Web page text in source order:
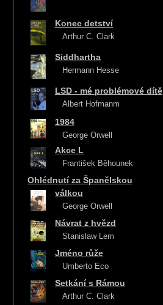
Konec detství
Arthur C. Clark
Siddhartha
Hermann Hesse
LSD - mé problémové dítě
Albert Hofmanm
1984
George Orwell
Akce L
František Běhounek
Ohlédnutí za Španělskou
válkou
George Orwell
Návrat z hvězd
Stanislaw Lem
Jméno růže
Umberto Eco
Setkání s Rámou
Arthur C. Clark